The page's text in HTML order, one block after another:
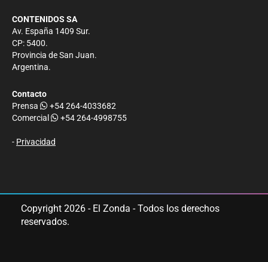
CONTENIDOS SA
Av. España 1409 Sur.
CP: 5400.
Provincia de San Juan.
Argentina.
Contacto
Prensa
+54 264-4033682
Comercial
+54 264-4998755
- Privacidad
Copyright 2026 - El Zonda - Todos los derechos
reservados.